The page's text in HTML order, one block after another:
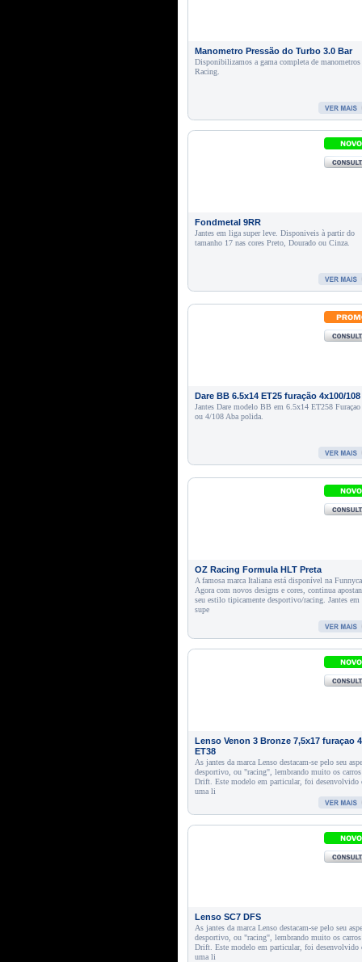
Manometro Pressão do Turbo 3.0 Bar
Disponibilizamos a gama completa de manometros
Racing.
Fondmetal 9RR
Jantes em liga super leve. Disponiveis à partir do
tamanho 17 nas cores Preto, Dourado ou Cinza.
Dare BB 6.5x14 ET25 furação 4x100/108
Jantes Dare modelo BB em 6.5x14 ET258
ou 4/108 Aba polida.
OZ Racing Formula HLT Preta
A famosa marca Italiana está disponível na
Agora com novos designs e cores, continua
seu estilo tipicamente desportivo/racing. Jantes
supe
Lenso Venon 3 Bronze 7,5x17 furaçao
ET38
As jantes da marca Lenso destacam-se pelo seu
desportivo, ou "racing", lembrando muito os carros
Drift. Este modelo em particular, foi desenvolvido
uma li
Lenso SC7 DFS
As jantes da marca Lenso destacam-se pelo seu
desportivo, ou "racing", lembrando muito os carros
Drift. Este modelo em particular, foi desenvolvido
uma li